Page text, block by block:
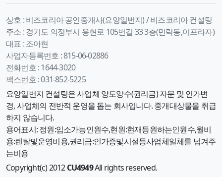
상호 :비즈코리아 공인중개사(요양일번지) / 비즈코리아 컨설팅
주소 :경기도 의정부시 용현로 105번길 33 3층(민락동,이프라자)
대표 :조아현
사업자등록번호 :815-06-02886
전화번호 :1644-3020
팩스번호 :031-852-5225
요양일번지 컨설팅은 사업체 양도양수(권리금) 자문 및 인가변
경, 사업체의 전반적 운영을 돕는 회사입니다. 중개대상물을 취급
하지 않습니다.
용어표시: 정원:입소가능인원수,현원:현재등원하는인원수,월비
용:렌탈및운영비용,권리금:인가증및시설등사업체일체를 넘겨주
는비용
Copyright(c) 2012CU4949All rights reserved.